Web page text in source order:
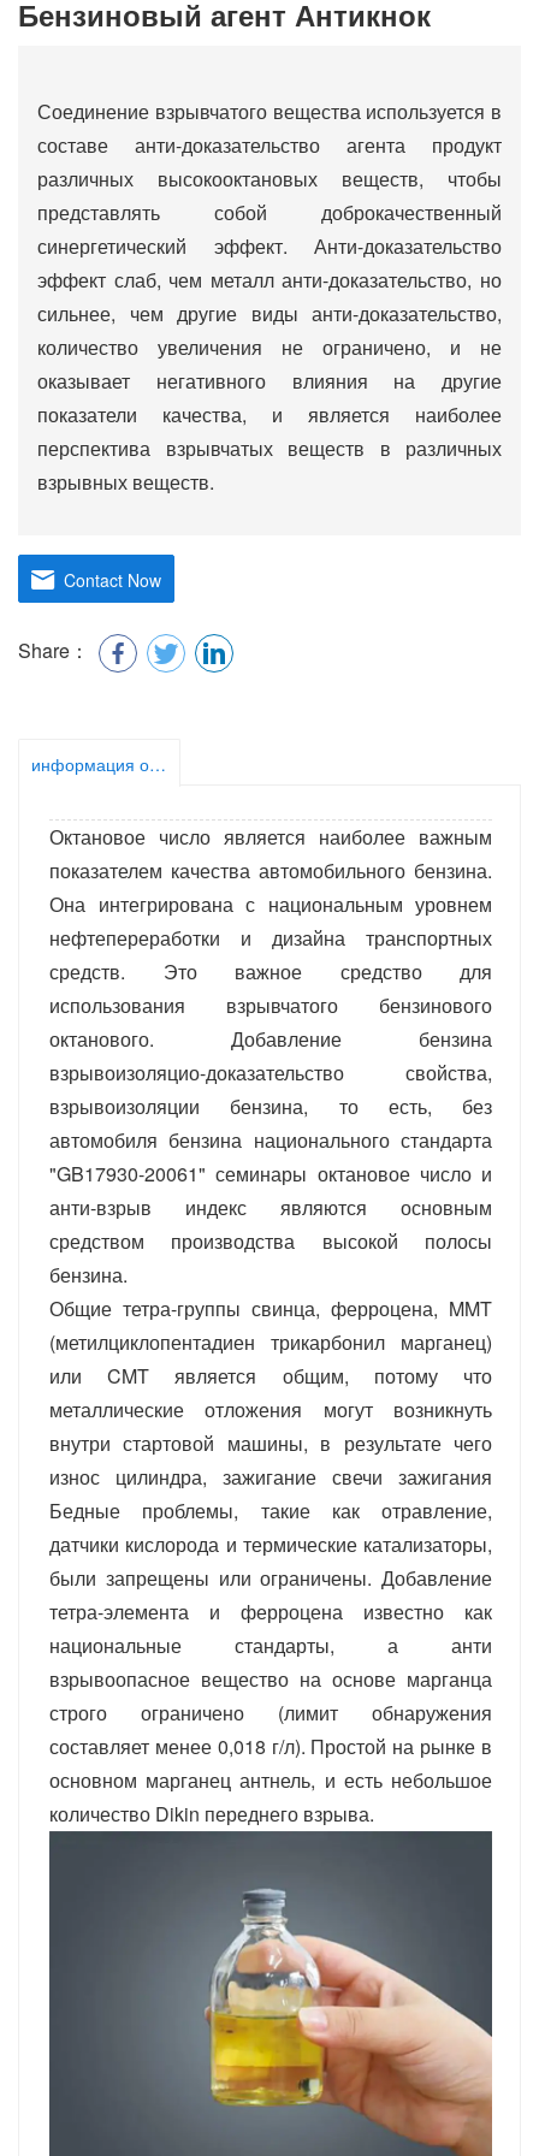
Бензиновый агент Антикнок
Соединение взрывчатого вещества используется в
составе анти-доказательство агента продукт
различных высокооктановых веществ, чтобы
представлять собой доброкачественный
синергетический эффект. Анти-доказательство
эффект слаб, чем металл анти-доказательство, но
сильнее, чем другие виды анти-доказательство,
количество увеличения не ограничено, и не
оказывает негативного влияния на другие
показатели качества, и является наиболее
перспектива взрывчатых веществ в различных
взрывных веществ.
Contact Now
Share：
информация о продукте
Октановое число является наиболее важным
показателем качества автомобильного бензина.
Она интегрирована с национальным уровнем
нефтепереработки и дизайна транспортных
средств. Это важное средство для
использования взрывчатого бензинового
октанового. Добавление бензина
взрывоизоляцио-доказательство свойства,
взрывоизоляции бензина, то есть, без
автомобиля бензина национального стандарта
"GB17930-20061" семинары октановое число и
анти-взрыв индекс являются основным
средством производства высокой полосы
бензина.
Общие тетра-группы свинца, ферроцена, MMT
(метилциклопентадиен трикарбонил марганец)
или CMT является общим, потому что
металлические отложения могут возникнуть
внутри стартовой машины, в результате чего
износ цилиндра, зажигание свечи зажигания
Бедные проблемы, такие как отравление,
датчики кислорода и термические катализаторы,
были запрещены или ограничены. Добавление
тетра-элемента и ферроцена известно как
национальные стандарты, а анти
взрывоопасное вещество на основе марганца
строго ограничено (лимит обнаружения
составляет менее 0,018 г/л). Простой на рынке в
основном марганец антнель, и есть небольшое
количество Dikin переднего взрыва.